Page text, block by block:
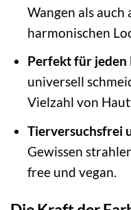
Wangen als auch
harmonischen
Perfekt für jeden
universell
Vielzahl von
Tierversuchsfrei
Gewissen
free und vegan.